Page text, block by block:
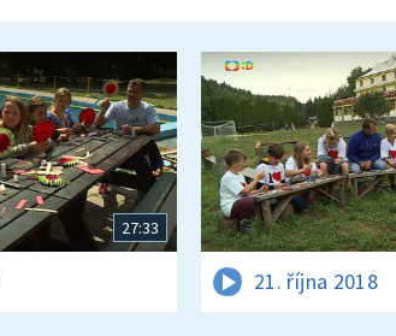
27:33
21. října 2018